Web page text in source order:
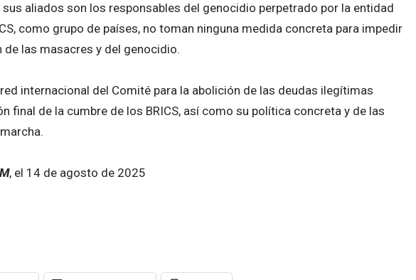
aliados son los responsables del genocidio perpetrado por la entidad
como grupo de países, no toman ninguna medida concreta para impedir
las masacres y del genocidio.
internacional del Comité para la abolición de las deudas ilegítimas
final de la cumbre de los BRICS, así como su política concreta y de las
, el 14 de agosto de 2025